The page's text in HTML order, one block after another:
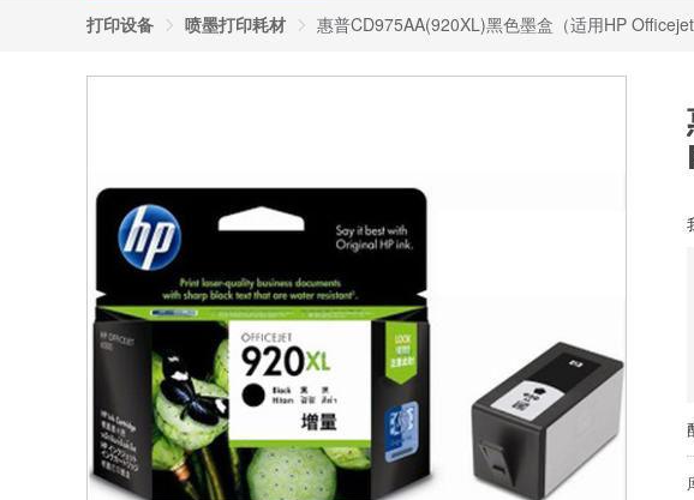
打印设备 喷墨打印耗材 惠普CD975AA(920XL)黑色墨盒（适用HP